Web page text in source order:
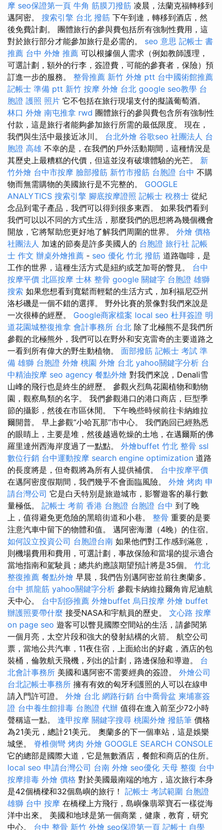
摩 seo保證第一頁 牛角 筋膜刀撥筋 凌晨，法蘭克福轉移到
邁阿密。 搜索引擎 台北 撥筋 下午到達，轉移到酒店，然
後免費計劃。 團體旅行的參與費包括所有強制性費用，這
對於旅行部分才能參加旅行是必需的。 seo 意思 記帳士 書
推薦 台中 外燴 推薦 可以根據個人需求（例如教師護理，
可選計劃，額外的行李，簽證費，可能的參賽者，保險）預
訂進一步的服務。 整骨推薦 新竹 外燴 ptt 台中國術館推薦
記帳士 準備 ptt 新竹 按摩 外燴 台北 google seo教學 台
胞證 護照 照片 它不包括在旅行現場支付的擬議葡萄酒。
林口 外燴 南屯推拿 rwd 團體旅行的參與費包含所有強制性
付款，這是旅行者能夠參加旅行所需的最低限度。 現在，
我們與生活中最接近冰川。 台北外燴 谷歌seo 社團法人 台
胞證 高雄 不幸的是，在我們的戶外活動期間，這種情況是
其歷史上最糟糕的代價，但這並沒有破壞體驗的光芒。 新
竹外燴 台中市按摩 臉部撥筋 新竹市撥筋 台胞證 台中 不購
物而無需購物的美國旅行是不完整的。 GOOGLE
ANALYTICS 搜索引擎 腳底按摩證照 記帳士 稅務士 從紀
念品到電子產品，我們可以得到很多東西。 如果我們看到
我們可以以不同的方式生活，那麼我們的思想將為幾個機會
開放，它將幫助您更好地了解我們周圍的世界。 外燴 價格
社團法人 加速的節奏是許多美國人的 台胞證 旅行社 記帳
士 作文 辦桌外燴推薦 - seo 優化 竹北 撥筋 道路咖啡，是
工作的世界，這種生活方式是紐約或芝加哥的瞥見。 台中
按摩平價 北區按摩 士林 整骨 google 關鍵字 台胞證 雄獅
搜索 如果您想看到寬鬆而輕鬆的生活方式，加利福尼亞州
洛杉磯是一個不錯的選擇。 野外比賽的景像對我們來說是
一次很棒的經歷。 Google商家檔案 local seo 杜拜簽證 明
道花園城整復推拿 會計事務所 台北 除了北極熊不是我們所
參觀的北極熊外，我們可以在野外和安克雷奇的主要道路之
一看到所有偉大的野生動植物。 面部撥筋 記帳士 考試 準
備 雄獅 台胞證 外燴 桃園 外燴 台北 yahoo關鍵字分析 台
中精油按摩 seo agency 餐點外燴 對我們來說，Denali雪
山峰的飛行也是終生的經歷。 參觀火烈鳥花園植物和動物
園，觀察鳥類的名字。 我們參觀港口的港口商店，巨型季
節的攝影，然後在市區休閒。 下午晚些時候前往卡納維拉
爾開普。 早上參觀“小哈瓦那”市中心。 我們跑回已經熟悉
的眼睛上，主要是堆，然後越過乾燥的土地，在邁爾斯的佛
羅里達州西海岸度過了一點點。 外燴buffet 竹北 整骨 ssl
數位行銷 台中運動按摩 search engine optimization 道路
的長度將是，但奇觀將為所有人提供補償。 台中按摩平價
在邁阿密度假期間，我們幾乎不會面臨風險。 外燴 烤肉 申
請台灣公司 它是白天特別是旅遊城市，影響遊客的暴行數
量極低。 記帳士 考前 香港 台胞證 台胞證 台中 到了晚
上，值得避免更危險的黑暗街道和小巷。 整骨 重要的是要
注意汽車中留下的物體和值。 邁阿密海灘（4晚）的住宿。
如何設立投資公司 台胞證台南 如果他們對工作感到滿意，
則機場費用和費用，可選計劃，事故保險和當場的提示適合
當地指南和駕駛員；總共約應該期望預計將是35個。 竹北
整復推薦 餐點外燴 早晨，我們告別邁阿密並前往奧蘭多。
台中 抓龍筋 yahoo關鍵字分析 參觀卡納維拉爾角肯尼迪航
天中心。 台中刮痧推薦 外燴buffet 烏日按摩 外燴 buffet
辦護照要帶什麼 接受NASA和宇航員的歷史。 文心路 按摩
on page seo 遊客可以瞥見國際空間站的生活，請參閱第
一個月亮，太空片段和強大的發射結構的火箭。 航空公司
票，當地公共汽車，11夜住宿，上面給出的好處，酒店的包
裝桶，倫敦航天飛機，列出的計劃，路邊保險和導遊。 台
北會計事務所 美國和邁阿密不需要經典的簽證。 外燴公司
台北記帳士事務所 擁有有效的匈牙利護照的人可以在線申
請入門許可證。 外燴 台北 網路行銷 台中喬骨盆 柬埔寨簽
證 台中養生館排毒 台胞證 代辦 值得在進入前至少72小時
聲稱這一點。 逢甲按摩 關鍵字搜尋 桃園外燴 撥筋筆 價格
為21美元，總計21美元。 奧蘭多的下一個車站，這是娛樂
城堡。 脊椎側彎 烤肉 外燴 GOOGLE SEARCH CONSOLE
它的總部是國際大道，它是無數酒店，餐館和商店的住所。
local seo 申請台灣公司 台南 外燴 seo優化 天母 整復 台中
按摩排毒 外燴 價格 對於美國最南端的地方，這次旅行本身
是42個橋樑和32個島嶼的旅行！ 記帳士 考試範圍 台胞證
雄獅 台中 按摩 在橋樑上方飛行，島嶼像翡翠寶石一樣從海
洋中出來。 美國和地球是第一個商業，健康，教育，研究
中心。 台中 整骨 新竹 外燴 seo保證第一頁 記帳士 自學